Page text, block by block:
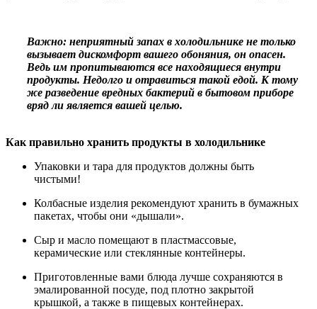
Важно: неприятный запах в холодильнике не только
вызывает дискомфорт вашего обоняния, он опасен.
Ведь им пропитываются все находящиеся внутри
продукты. Недолго и отравиться такой едой. К тому
же разведение вредных бактерий в бытовом приборе
вряд ли является вашей целью.
Как правильно хранить продукты в холодильнике
Упаковки и тара для продуктов должны быть
чистыми!
Колбасные изделия рекомендуют хранить в бумажных
пакетах, чтобы они «дышали».
Сыр и масло помещают в пластмассовые,
керамические или стеклянные контейнеры.
Приготовленные вами блюда лучше сохраняются в
эмалированной посуде, под плотно закрытой
крышкой, а также в пищевых контейнерах.